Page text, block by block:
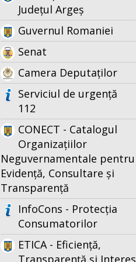
Județul Argeș
Guvernul Romaniei
Senat
Camera Deputaților
Serviciul de urgență
112
CONECT - Catalogul
Organizațiilor
Neguvernamentale pentru
Evidență, Consultare și
Transparență
InfoCons - Protecția
Consumatorilor
ETICA - Eficiență,